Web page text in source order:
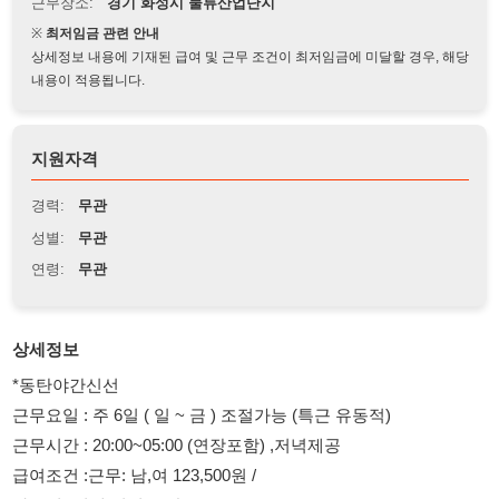
상세정보 내용에 기재된 급여 및 근무 조건이 최저임금에 미달할 경우, 해당
내용이 적용됩니다.
성별:
무관
연령:
무관
상세정보
근무시간 : 20:00~05:00 (연장포함) ,저녁제공
급여조건 :근무: 남,여 123,500원 /
하는일:(적재,피킹,포장 분류)
(당일 22시경 입금) ※소득세 3.3% 공제후 지급
통근노선 : 오산 궐동 등기소 맞은편 택시정류장 (18:50) -> 오산